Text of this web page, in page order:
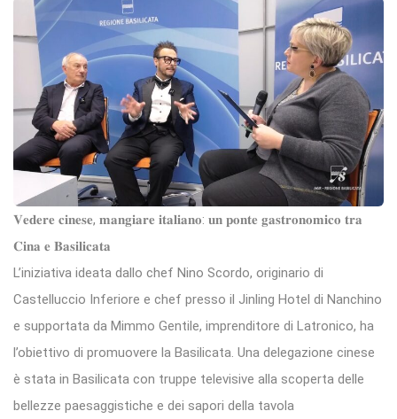
𝐕𝐞𝐝𝐞𝐫𝐞 𝐜𝐢𝐧𝐞𝐬𝐞, 𝐦𝐚𝐧𝐠𝐢𝐚𝐫𝐞 𝐢𝐭𝐚𝐥𝐢𝐚𝐧𝐨: 𝐮𝐧 𝐩𝐨𝐧𝐭𝐞 𝐠𝐚𝐬𝐭𝐫𝐨𝐧𝐨𝐦𝐢𝐜𝐨 𝐭𝐫𝐚
𝐂𝐢𝐧𝐚 𝐞 𝐁𝐚𝐬𝐢𝐥𝐢𝐜𝐚𝐭𝐚
L’iniziativa ideata dallo chef Nino Scordo, originario di
Castelluccio Inferiore e chef presso il Jinling Hotel di Nanchino
e supportata da Mimmo Gentile, imprenditore di Latronico, ha
l’obiettivo di promuovere la Basilicata. Una delegazione cinese
è stata in Basilicata con truppe televisive alla scoperta delle
bellezze paesaggistiche e dei sapori della tavola